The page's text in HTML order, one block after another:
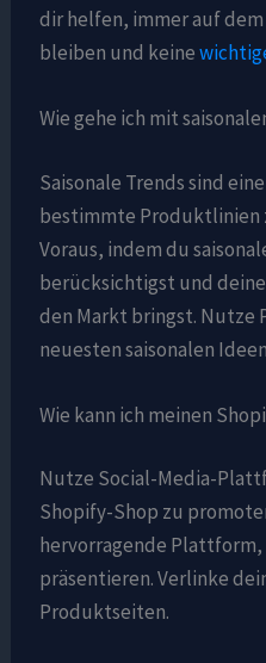
dir helfen, immer auf
bleiben und keine
Wie gehe ich mit
Saisonale Trends sind
bestimmte Produktlinien
Voraus, indem du
berücksichtigst und
den Markt bringst. Nutze
neuesten saisonalen
Wie kann ich meinen
Nutze Social-Media-
Shopify-Shop zu
hervorragende
präsentieren. Verlinke
Produktseiten.